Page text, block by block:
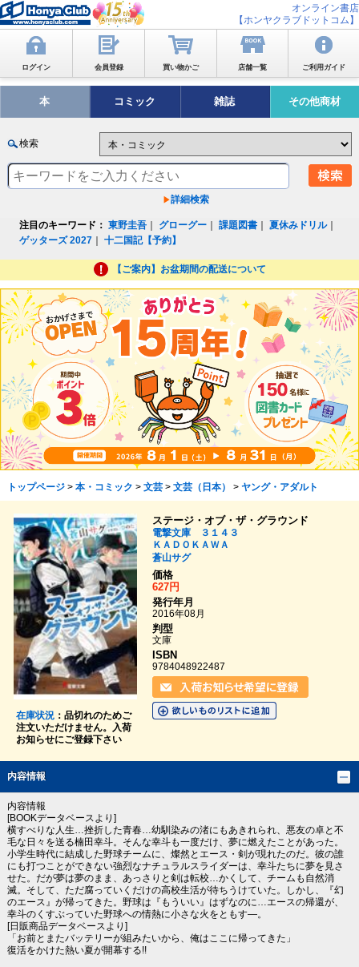
オンライン書店
【ホンヤクラブドットコム】
ログイン 会員登録 買い物かご 店舗一覧 ご利用ガイド
本 コミック 雑誌 その他商材
検索
詳細検索
注目のキーワード： 東野圭吾 グローグー ｜課題図書 ｜夏休みドリル｜
ゲッターズ 2027 ｜十二国記【予約】
【ご案内】お盆期間の配送について
トップページ> 本・コミック > 文芸> 文芸（日本） > ヤング・アダルト
在庫状況：品切れのためご
注文いただけません。入荷
お知らせにご登録下さい
ステージ・オブ・ザ・グラウンド
電撃文庫 ３１４３
ＫＡＤＯＫＡＷＡ
蒼山サグ
価格
627円
発行年月
2016年08月
判型
文庫
ISBN
9784048922487
内容情報
内容情報
[BOOKデータベースより]
横すべりな人生…挫折した青春…幼馴染みの渚にもあきれられ、悪友の卓と不
毛な日々を送る楠田幸斗。そんな幸斗も一度だけ、夢に燃えたことがあった。
小学生時代に結成した野球チームに、燦然とエース・剣が現れたのだ。彼の誰
にも打つことができない強烈なナチュラルスライダーは、幸斗たちに夢を見さ
せた。だが夢は夢のまま、あっさりと剣は転校…かくして、チームも自然消
滅。そして、ただ腐っていくだけの高校生活が待ちうけていた。しかし、『幻
のエース』が帰ってきた。野球は『もういい』はずなのに…エースの帰還が、
幸斗のくすぶっていた野球への情熱に小さな火をともす―。
[日販商品データベースより]
「お前とまたバッテリーが組みたいから、俺はここに帰ってきた」
復活をかけた熱い夏が開幕する!!